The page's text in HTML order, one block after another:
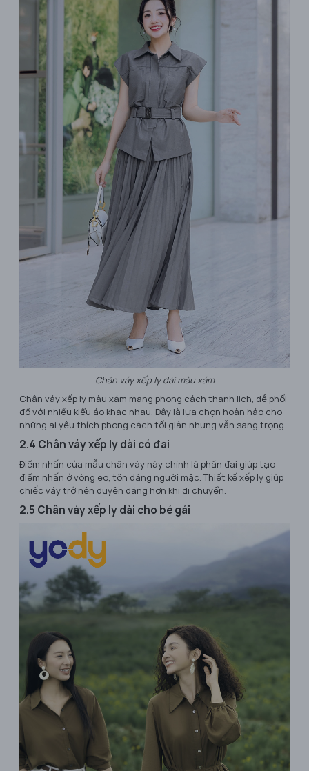
Chân váy xếp ly dài màu xám
Chân váy xếp ly màu xám mang phong cách thanh lịch, dễ phối
đồ với nhiều kiểu áo khác nhau. Đây là lựa chọn hoàn hảo cho
những ai yêu thích phong cách tối giản nhưng vẫn sang trọng.
2.4 Chân váy xếp ly dài có đai
Điểm nhấn của mẫu chân váy này chính là phần đai giúp tạo
điểm nhấn ở vòng eo, tôn dáng người mặc. Thiết kế xếp ly giúp
chiếc váy trở nên duyên dáng hơn khi di chuyển.
2.5 Chân váy xếp ly dài cho bé gái